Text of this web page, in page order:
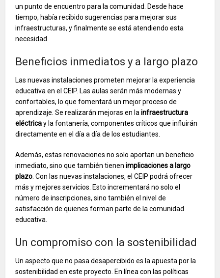
un punto de encuentro para la comunidad. Desde hace
tiempo, había recibido sugerencias para mejorar sus
infraestructuras, y finalmente se está atendiendo esta
necesidad.
Beneficios inmediatos y a largo plazo
Las nuevas instalaciones prometen mejorar la experiencia
educativa en el CEIP. Las aulas serán más modernas y
confortables, lo que fomentará un mejor proceso de
aprendizaje. Se realizarán mejoras en lainfraestructura
eléctricay la fontanería, componentes críticos que influirán
directamente en el día a día de los estudiantes.
Además, estas renovaciones no solo aportan un beneficio
inmediato, sino que también tienenimplicaciones a largo
plazo . Con las nuevas instalaciones, el CEIP podrá ofrecer
más y mejores servicios. Esto incrementará no solo el
número de inscripciones, sino también el nivel de
satisfacción de quienes forman parte de la comunidad
educativa.
Un compromiso con la sostenibilidad
Un aspecto que no pasa desapercibido es la apuesta por la
sostenibilidad en este proyecto. En línea con las políticas